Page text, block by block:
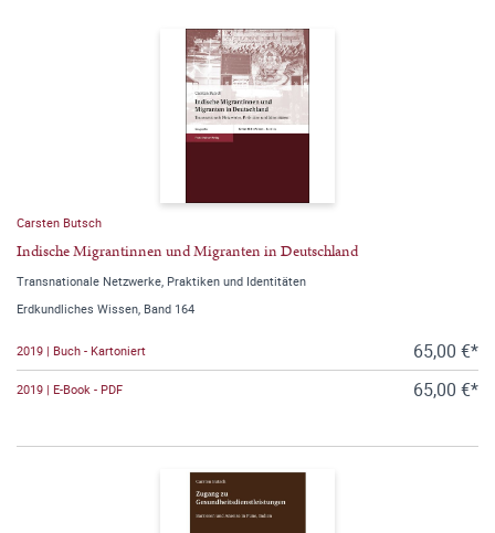
Carsten Butsch
Indische Migrantinnen und Migranten in Deutschland
Transnationale Netzwerke, Praktiken und Identitäten
Erdkundliches Wissen, Band 164
2019 | Buch - Kartoniert 65,00 €*
2019 | E-Book - PDF 65,00 €*